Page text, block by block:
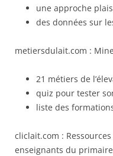
une approche
des données sur
metiersdulait.com :
21 métiers de
quiz pour tester
liste des
cliclait.com :
enseignants du